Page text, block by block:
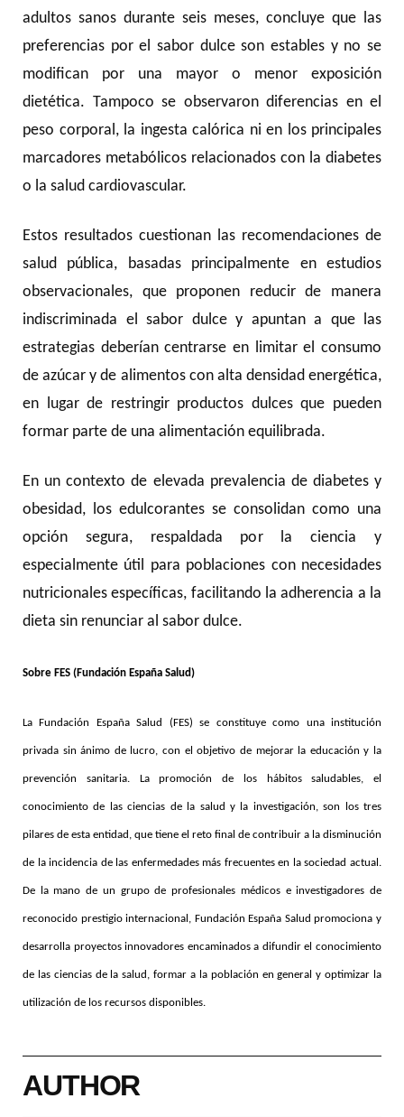
adultos sanos durante seis meses, concluye que las
preferencias por el sabor dulce son estables y no se
modifican por una mayor o menor exposición
dietética. Tampoco se observaron diferencias en el
peso corporal, la ingesta calórica ni en los principales
marcadores metabólicos relacionados con la diabetes
o la salud cardiovascular.
Estos resultados cuestionan las recomendaciones de
salud pública, basadas principalmente en estudios
observacionales, que proponen reducir de manera
indiscriminada el sabor dulce y apuntan a que las
estrategias deberían centrarse en limitar el consumo
de azúcar y de alimentos con alta densidad energética,
en lugar de restringir productos dulces que pueden
formar parte de una alimentación equilibrada.
En un contexto de elevada prevalencia de diabetes y
obesidad, los edulcorantes se consolidan como una
opción segura, respaldada por la ciencia y
especialmente útil para poblaciones con necesidades
nutricionales específicas, facilitando la adherencia a la
dieta sin renunciar al sabor dulce.
Sobre FES (Fundación España Salud)
La Fundación España Salud (FES) se constituye como una institución
privada sin ánimo de lucro, con el objetivo de mejorar la educación y la
prevención sanitaria. La promoción de los hábitos saludables, el
conocimiento de las ciencias de la salud y la investigación, son los tres
pilares de esta entidad, que tiene el reto final de contribuir a la disminución
de la incidencia de las enfermedades más frecuentes en la sociedad actual.
De la mano de un grupo de profesionales médicos e investigadores de
reconocido prestigio internacional, Fundación España Salud promociona y
desarrolla proyectos innovadores encaminados a difundir el conocimiento
de las ciencias de la salud, formar a la población en general y optimizar la
utilización de los recursos disponibles.
AUTHOR